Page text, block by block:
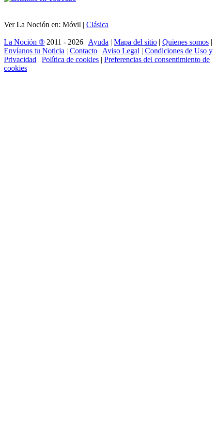
Ver La Noción en: Móvil | Clásica
La Noción ® 2011 - 2026 | Ayuda | Mapa del sitio | Quienes somos |
Envíanos tu Noticia | Contacto | Aviso Legal | Condiciones de Uso y
Privacidad | Política de cookies | Preferencias del consentimiento de
cookies